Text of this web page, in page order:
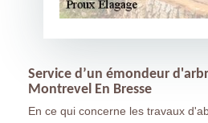
Service d’un émondeur
Montrevel En Bresse
En ce qui concerne les travaux